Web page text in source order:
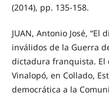
(2014), pp. 135-158.
JUAN, Antonio José,
inválidos de la Guerra
dictadura franquista. El
Vinalopó, en Collado,
democrática a la